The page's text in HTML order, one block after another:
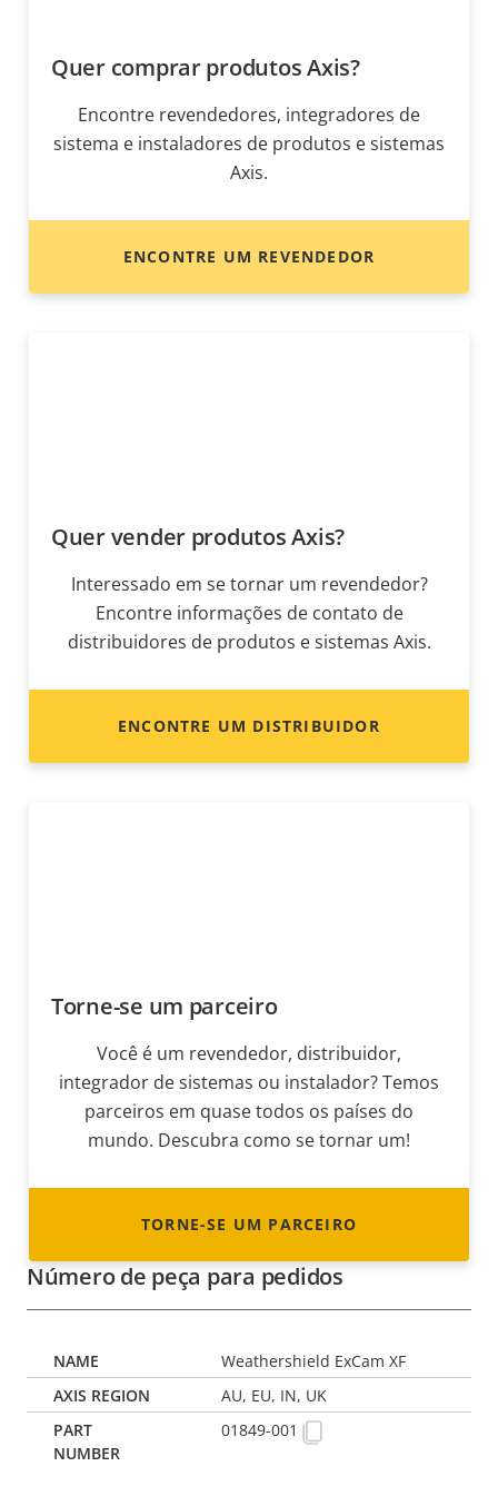
Quer comprar produtos Axis?
Encontre revendedores, integradores de
sistema e instaladores de produtos e sistemas
Axis.
ENCONTRE UM REVENDEDOR
Quer vender produtos Axis?
Interessado em se tornar um revendedor?
Encontre informações de contato de
distribuidores de produtos e sistemas Axis.
ENCONTRE UM DISTRIBUIDOR
Torne-se um parceiro
Você é um revendedor, distribuidor,
integrador de sistemas ou instalador? Temos
parceiros em quase todos os países do
mundo. Descubra como se tornar um!
TORNE-SE UM PARCEIRO
Número de peça para pedidos
Weathershield ExCam XF
AU, EU, IN, UK
01849-001